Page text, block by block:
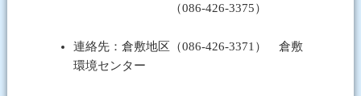
（086-426-3375）
連絡先：倉敷地区（086-426-3371） 倉敷
環境センター